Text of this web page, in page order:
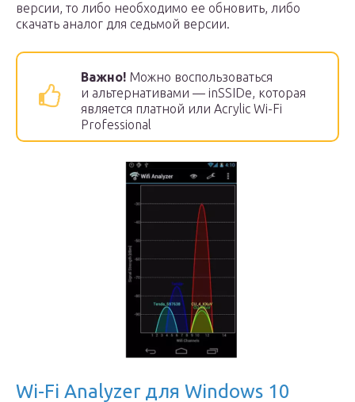
версии, то либо необходимо ее обновить, либо
скачать аналог для седьмой версии.
Важно! Можно воспользоваться
и альтернативами — inSSIDe, которая
является платной или Acrylic Wi-Fi
Professional
Wi-Fi Analyzer для Windows 10